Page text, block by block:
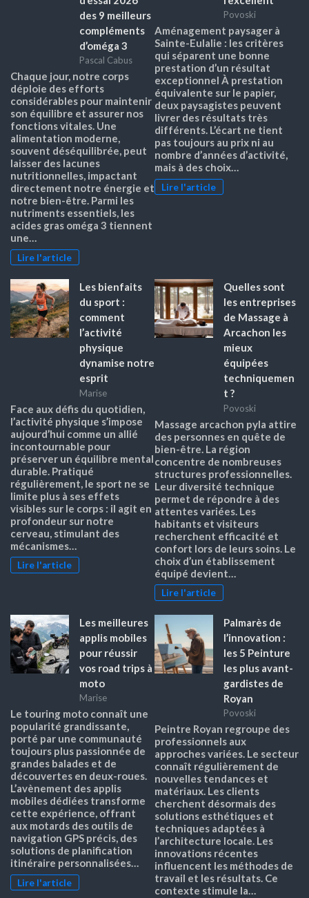
des 9 meilleurs
compléments
d’oméga 3
Pascal Cabus
Chaque jour, notre corps
déploie des efforts
considérables pour maintenir
son équilibre et assurer nos
fonctions vitales. Une
alimentation moderne,
souvent déséquilibrée, peut
laisser des lacunes
nutritionnelles, impactant
directement notre énergie et
notre bien-être. Parmi les
nutriments essentiels, les
acides gras oméga 3 tiennent
une…
Lire l'article
Povoski
Aménagement paysager à
Sainte-Eulalie : les critères
qui séparent une bonne
prestation d’un résultat
exceptionnel À prestation
équivalente sur le papier,
deux paysagistes peuvent
livrer des résultats très
différents. L’écart ne tient
pas toujours au prix ni au
nombre d’années d’activité,
mais à des choix…
Lire l'article
Les bienfaits
du sport :
comment
l’activité
physique
dynamise notre
esprit
Marise
Face aux défis du quotidien,
l’activité physique s’impose
aujourd’hui comme un allié
incontournable pour
préserver un équilibre mental
durable. Pratiqué
régulièrement, le sport ne se
limite plus à ses effets
visibles sur le corps : il agit en
profondeur sur notre
cerveau, stimulant des
mécanismes…
Lire l'article
Quelles sont
les entreprises
de Massage à
Arcachon les
mieux
équipées
techniquemen
t ?
Povoski
Massage arcachon pyla attire
des personnes en quête de
bien-être. La région
concentre de nombreuses
structures professionnelles.
Leur diversité technique
permet de répondre à des
attentes variées. Les
habitants et visiteurs
recherchent efficacité et
confort lors de leurs soins. Le
choix d’un établissement
équipé devient…
Lire l'article
Les meilleures
applis mobiles
pour réussir
vos road trips à
moto
Marise
Le touring moto connaît une
popularité grandissante,
porté par une communauté
toujours plus passionnée de
grandes balades et de
découvertes en deux-roues.
L’avènement des applis
mobiles dédiées transforme
cette expérience, offrant
aux motards des outils de
navigation GPS précis, des
solutions de planification
itinéraire personnalisées…
Lire l'article
Palmarès de
l’innovation :
les 5 Peinture
les plus avant-
gardistes de
Royan
Povoski
Peintre Royan regroupe des
professionnels aux
approches variées. Le secteur
connaît régulièrement de
nouvelles tendances et
matériaux. Les clients
cherchent désormais des
solutions esthétiques et
techniques adaptées à
l’architecture locale. Les
innovations récentes
influencent les méthodes de
travail et les résultats. Ce
contexte stimule la…